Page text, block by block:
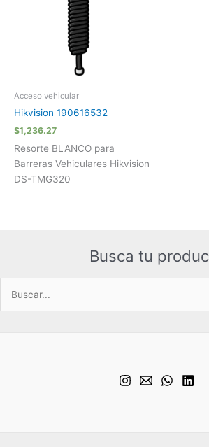
Acceso vehicular
Hikvision 190616532
$1,236.27
Resorte BLANCO para
Barreras Vehiculares Hikvision
DS-TMG320
Busca tu
Buscar
por: